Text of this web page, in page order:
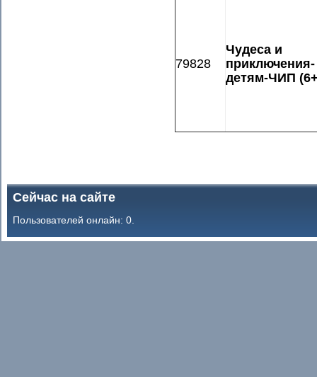
79828
Чудеса и
приключения-
детям-ЧИП
Сейчас на сайте
Пользователей онлайн: 0.